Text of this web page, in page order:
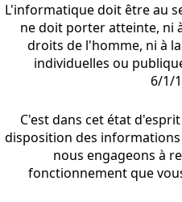
L'informatique doit être au
ne doit porter atteinte, ni
droits de l'homme, ni à
individuelles ou
6/1/
C'est dans cet état
disposition des
nous engageons à
fonctionnement que